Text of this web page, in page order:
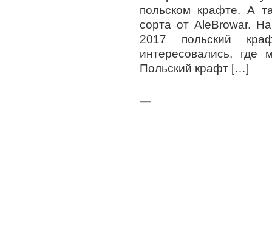
польском крафте. А
сорта от AleBrowar.
2017 польский
интересовались, где
Польский крафт […]
—